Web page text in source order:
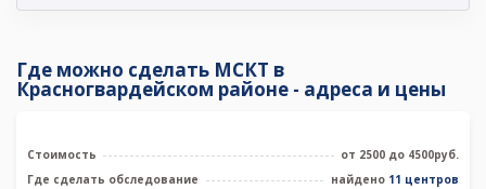
Где можно сделать МСКТ в
Красногвардейском районе - адреса и цены
Стоимость
от 2500 до 4500руб.
Где сделать обследование
найдено 11 центров